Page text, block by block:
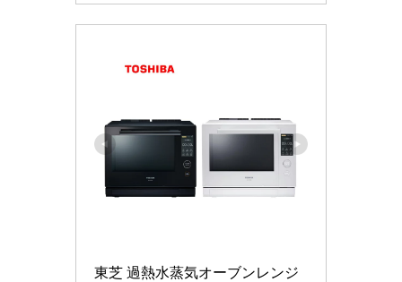
東芝 過熱水蒸気オーブンレンジ